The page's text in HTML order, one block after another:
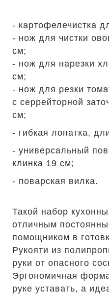
- картофелечистка
- нож для чистки
см;
- нож для нарезки
см;
- нож для резки
с серрейторной
см;
- гибкая лопатка,
- универсальный
клинка 19 см;
- поварская вилка.
Такой набор
отличным
помощником в
Рукояти из
руки от опасного
Эргономичная
руке уставать, а